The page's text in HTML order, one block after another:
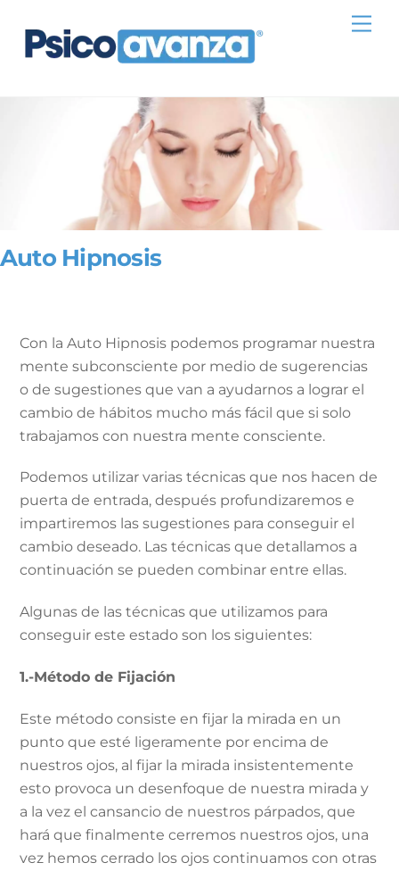
content
Auto Hipnosis
Con la Auto Hipnosis podemos programar nuestra
mente subconsciente por medio de sugerencias
o de sugestiones que van a ayudarnos a lograr el
cambio de hábitos mucho más fácil que si solo
trabajamos con nuestra mente consciente.
Podemos utilizar varias técnicas que nos hacen de
puerta de entrada, después profundizaremos e
impartiremos las sugestiones para conseguir el
cambio deseado. Las técnicas que detallamos a
continuación se pueden combinar entre ellas.
Algunas de las técnicas que utilizamos para
conseguir este estado son los siguientes:
1.-Método de Fijación
Este método consiste en fijar la mirada en un
punto que esté ligeramente por encima de
nuestros ojos, al fijar la mirada insistentemente
esto provoca un desenfoque de nuestra mirada y
a la vez el cansancio de nuestros párpados, que
hará que finalmente cerremos nuestros ojos, una
vez hemos cerrado los ojos continuamos con otras